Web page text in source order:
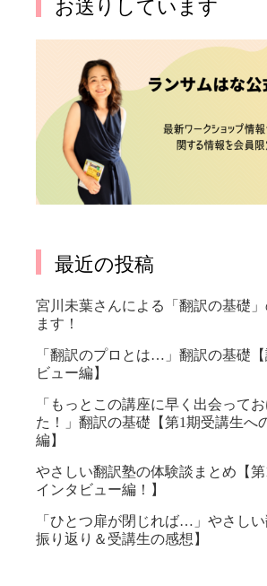
最近の投稿
宮川未葉さんによる「翻訳の基礎」
ます！
「翻訳のプロとは…」翻訳の基礎
ビュー編】
「もっとこの講座に早く出会って
た！」翻訳の基礎【第1期受講生へ
編】
やさしい翻訳塾の体験談まとめ【
インタビュー編！】
「ひとつ扉が閉じれば…」やさし
振り返り＆受講生の感想】